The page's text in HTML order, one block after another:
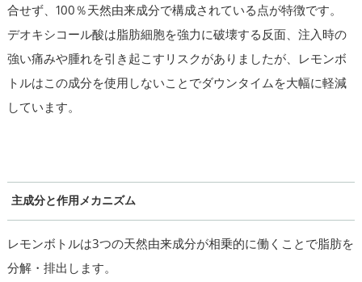
合せず、100％天然由来成分で構成されている点が特徴です。
デオキシコール酸は脂肪細胞を強力に破壊する反面、注入時の
強い痛みや腫れを引き起こすリスクがありましたが、レモンボ
トルはこの成分を使用しないことでダウンタイムを大幅に軽減
しています。
主成分と作用メカニズム
レモンボトルは3つの天然由来成分が相乗的に働くことで脂肪を
分解・排出します。